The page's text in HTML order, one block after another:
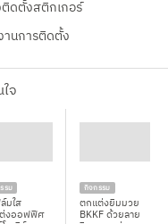
ดตั้งสติกเกอร์
านการติดตั้ง
จ
รม
มใส
งออฟฟิศ
กิจกรรม
ตกแต่งยิมมวย
BKKF ด้วยลาย